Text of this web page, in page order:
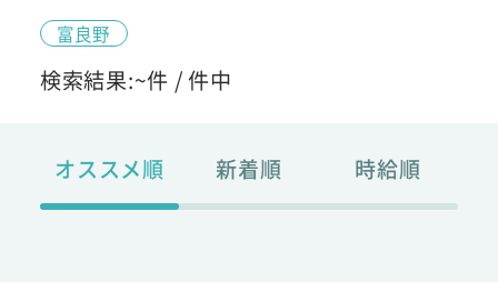
富良野
検索結果:~件 /件中
オススメ順 新着順 時給順